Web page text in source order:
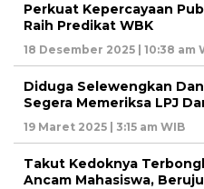
Perkuat Kepercayaan
Raih Predikat WBK
18 Desember 2025 | 10:38 am
Diduga Selewengkan
Segera Memeriksa LPJ
19 Maret 2025 | 3:15 am WIB
Takut Kedoknya
Ancam Mahasiswa,